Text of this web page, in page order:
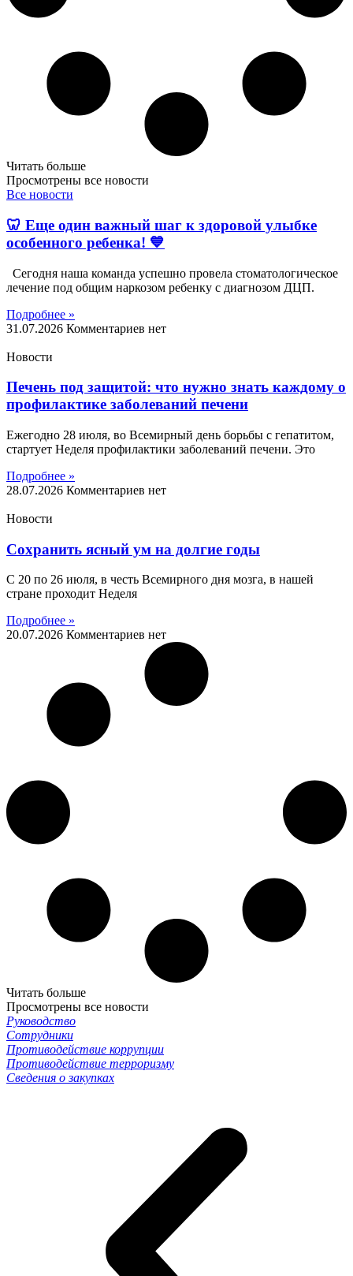
Читать больше
Просмотрены все новости
Все новости
🦷 Еще один важный шаг к здоровой улыбке
особенного ребенка! 💙
Сегодня наша команда успешно провела стоматологическое
лечение под общим наркозом ребенку с диагнозом ДЦП.
Подробнее »
31.07.2026 Комментариев нет
Новости
Печень под защитой: что нужно знать каждому о
профилактике заболеваний печени
Ежегодно 28 июля, во Всемирный день борьбы с гепатитом,
стартует Неделя профилактики заболеваний печени. Это
Подробнее »
28.07.2026 Комментариев нет
Новости
Сохранить ясный ум на долгие годы
С 20 по 26 июля, в честь Всемирного дня мозга, в нашей
стране проходит Неделя
Подробнее »
20.07.2026 Комментариев нет
Читать больше
Просмотрены все новости
Руководство
Сотрудники
Противодействие коррупции
Противодействие терроризму
Сведения о закупках